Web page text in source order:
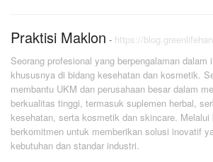
Praktisi Maklon - https://
Seorang profesional yang berpengalaman dalam
khususnya di bidang kesehatan dan kosmetik.
membantu UKM dan perusahaan besar dalam
berkualitas tinggi, termasuk suplemen herbal,
kesehatan, serta kosmetik dan skincare. Melalui
berkomitmen untuk memberikan solusi inovatif
kebutuhan dan standar industri.